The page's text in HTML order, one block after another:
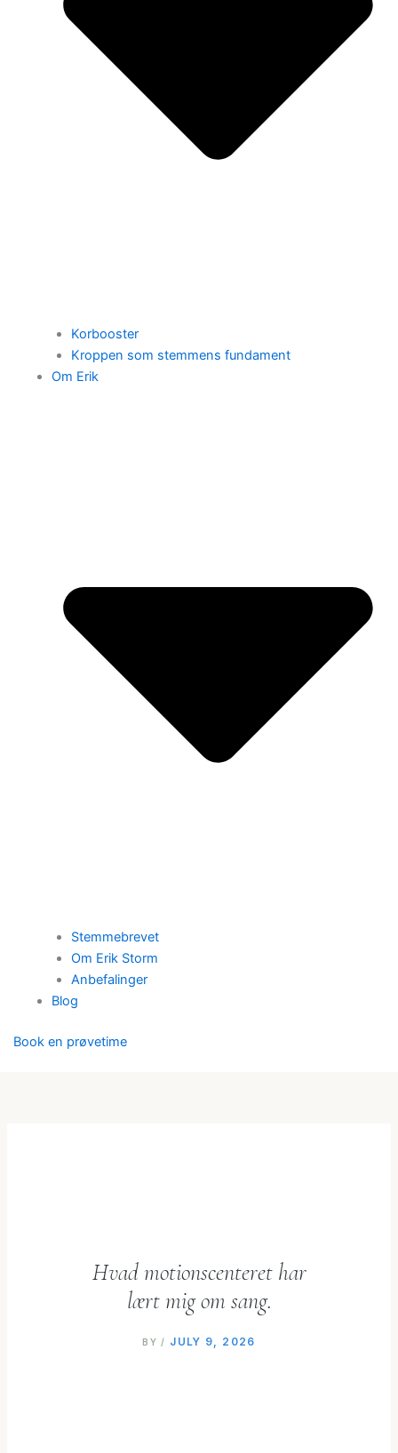
Korbooster
Kroppen som stemmens fundament
Om Erik
Stemmebrevet
Om Erik Storm
Anbefalinger
Blog
Book en prøvetime
Hvad motionscenteret har
lært mig om sang.
BY / JULY 9, 2026